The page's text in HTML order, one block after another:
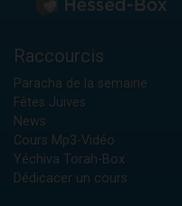
Raccourcis
Paracha de la semaine
Fêtes Juives
News
Cours Mp3-Vidéo
Yéchiva Torah-Box
Dédicacer un cours